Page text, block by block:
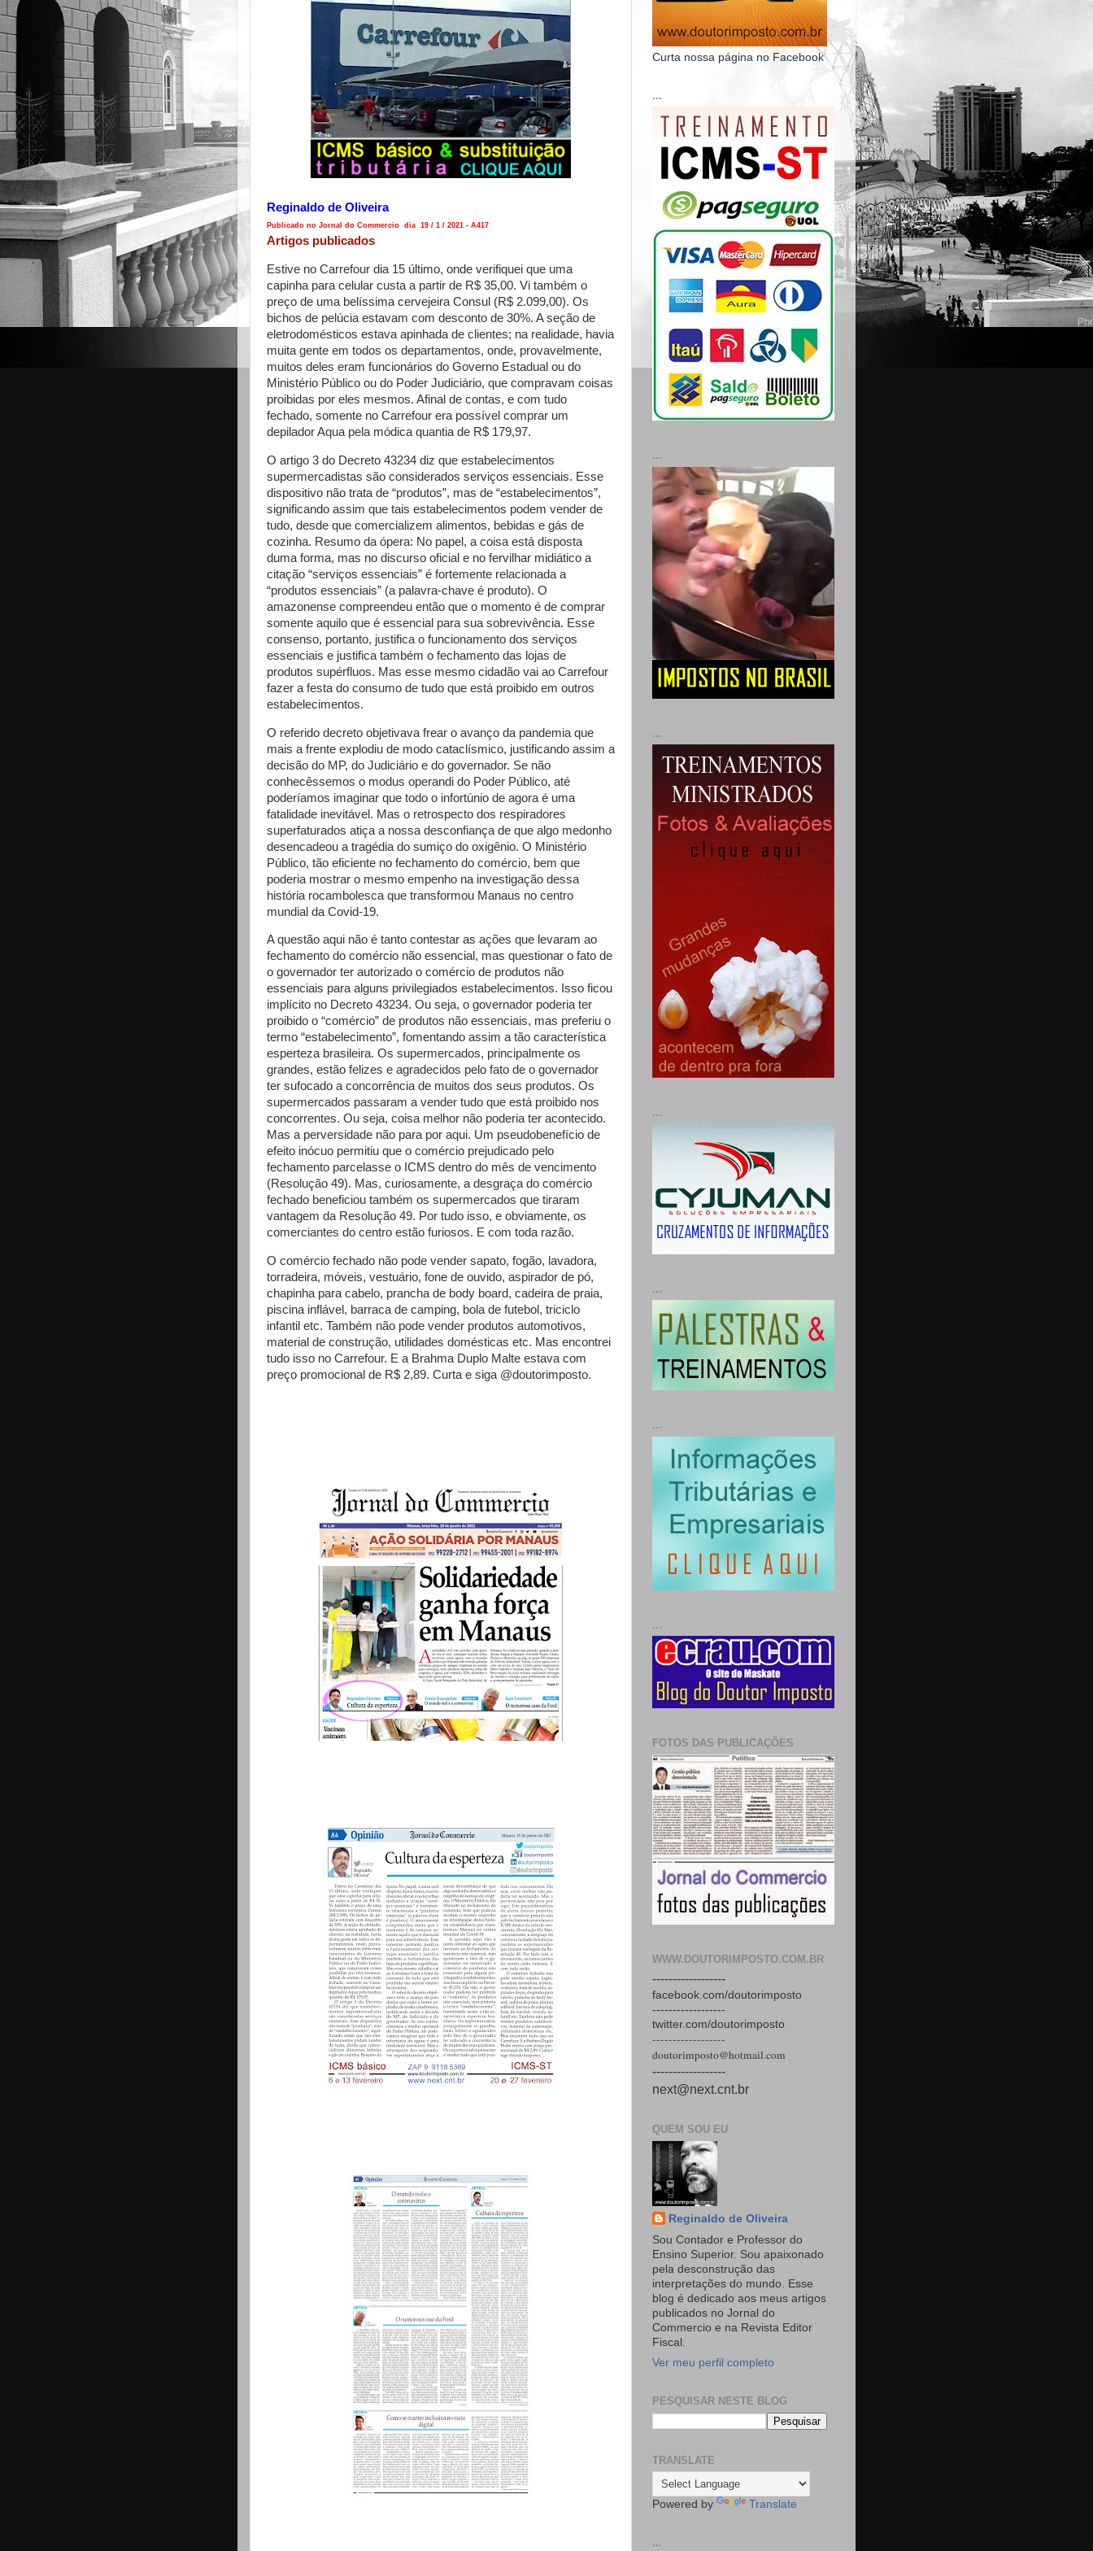
Reginaldo de Oliveira
Publicado no Jornal do Commercio dia 19 / 1 / 2021 - A417
Artigos publicados
Estive no Carrefour dia 15 último, onde verifiquei que uma
capinha para celular custa a partir de R$ 35,00. Vi também o
preço de uma belíssima cervejeira Consul (R$ 2.099,00). Os
bichos de pelúcia estavam com desconto de 30%. A seção de
eletrodomésticos estava apinhada de clientes; na realidade, havia
muita gente em todos os departamentos, onde, provavelmente,
muitos deles eram funcionários do Governo Estadual ou do
Ministério Público ou do Poder Judiciário, que compravam coisas
proibidas por eles mesmos. Afinal de contas, e com tudo
fechado, somente no Carrefour era possível comprar um
depilador Aqua pela módica quantia de R$ 179,97.
O artigo 3 do Decreto 43234 diz que estabelecimentos
supermercadistas são considerados serviços essenciais. Esse
dispositivo não trata de “produtos”, mas de “estabelecimentos”,
significando assim que tais estabelecimentos podem vender de
tudo, desde que comercializem alimentos, bebidas e gás de
cozinha. Resumo da ópera: No papel, a coisa está disposta
duma forma, mas no discurso oficial e no fervilhar midiático a
citação “serviços essenciais” é fortemente relacionada a
“produtos essenciais” (a palavra-chave é produto). O
amazonense compreendeu então que o momento é de comprar
somente aquilo que é essencial para sua sobrevivência. Esse
consenso, portanto, justifica o funcionamento dos serviços
essenciais e justifica também o fechamento das lojas de
produtos supérfluos. Mas esse mesmo cidadão vai ao Carrefour
fazer a festa do consumo de tudo que está proibido em outros
estabelecimentos.
O referido decreto objetivava frear o avanço da pandemia que
mais a frente explodiu de modo cataclísmico, justificando assim a
decisão do MP, do Judiciário e do governador. Se não
conhecêssemos o modus operandi do Poder Público, até
poderíamos imaginar que todo o infortúnio de agora é uma
fatalidade inevitável. Mas o retrospecto dos respiradores
superfaturados atiça a nossa desconfiança de que algo medonho
desencadeou a tragédia do sumiço do oxigênio. O Ministério
Público, tão eficiente no fechamento do comércio, bem que
poderia mostrar o mesmo empenho na investigação dessa
história rocambolesca que transformou Manaus no centro
mundial da Covid-19.
A questão aqui não é tanto contestar as ações que levaram ao
fechamento do comércio não essencial, mas questionar o fato de
o governador ter autorizado o comércio de produtos não
essenciais para alguns privilegiados estabelecimentos. Isso ficou
implícito no Decreto 43234. Ou seja, o governador poderia ter
proibido o “comércio” de produtos não essenciais, mas preferiu o
termo “estabelecimento”, fomentando assim a tão característica
esperteza brasileira. Os supermercados, principalmente os
grandes, estão felizes e agradecidos pelo fato de o governador
ter sufocado a concorrência de muitos dos seus produtos. Os
supermercados passaram a vender tudo que está proibido nos
concorrentes. Ou seja, coisa melhor não poderia ter acontecido.
Mas a perversidade não para por aqui. Um pseudobenefício de
efeito inócuo permitiu que o comércio prejudicado pelo
fechamento parcelasse o ICMS dentro do mês de vencimento
(Resolução 49). Mas, curiosamente, a desgraça do comércio
fechado beneficiou também os supermercados que tiraram
vantagem da Resolução 49. Por tudo isso, e obviamente, os
comerciantes do centro estão furiosos. E com toda razão.
O comércio fechado não pode vender sapato, fogão, lavadora,
torradeira, móveis, vestuário, fone de ouvido, aspirador de pó,
chapinha para cabelo, prancha de body board, cadeira de praia,
piscina inflável, barraca de camping, bola de futebol, triciclo
infantil etc. Também não pode vender produtos automotivos,
material de construção, utilidades domésticas etc. Mas encontrei
tudo isso no Carrefour. E a Brahma Duplo Malte estava com
preço promocional de R$ 2,89. Curta e siga @doutorimposto.
Curta nossa página no Facebook
...
...
...
...
...
...
...
FOTOS DAS PUBLICAÇÕES
WWW.DOUTORIMPOSTO.COM.BR
------------------
facebook.com/doutorimposto
------------------
twitter.com/doutorimposto
------------------
doutorimposto@hotmail.com
------------------
next@next.cnt.br
QUEM SOU EU
Reginaldo de Oliveira
Sou Contador e Professor do
Ensino Superior. Sou apaixonado
pela desconstrução das
interpretações do mundo. Esse
blog é dedicado aos meus artigos
publicados no Jornal do
Commercio e na Revista Editor
Fiscal.
Ver meu perfil completo
PESQUISAR NESTE BLOG
TRANSLATE
Powered by Translate
...